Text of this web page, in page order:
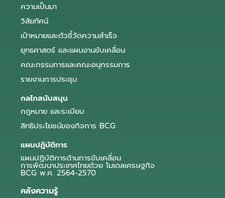
ความเป็นมา
วิสัยทัศน์
เป้าหมายและตัวชี้วัดความสำเร็จ
ยุทธศาสตร์ และแผนงานขับเคลื่อน
คณะกรรมการและคณะอนุกรรมการ
รายงานการประชุม
กลไกสนับสนุน
กฎหมาย และระเบียบ
สิทธิประโยชน์ของกิจการ BCG
แผนปฏิบัติการ
แผนปฏิบัติการด้านการขับเคลื่อน
การพัฒนาประเทศไทยด้วย โมเดลเศรษฐกิจ
BCG พ.ศ. 2564-2570
คลังความรู้